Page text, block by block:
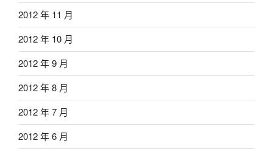
2012 年 11 月
2012 年 10 月
2012 年 9 月
2012 年 8 月
2012 年 7 月
2012 年 6 月